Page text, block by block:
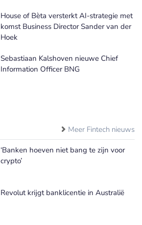
House of Bèta versterkt AI-strategie met
komst Business Director Sander van der
Hoek
Sebastiaan Kalshoven nieuwe Chief
Information Officer BNG
Meer Fintech nieuws
‘Banken hoeven niet bang te zijn voor
crypto’
Revolut krijgt banklicentie in Australië